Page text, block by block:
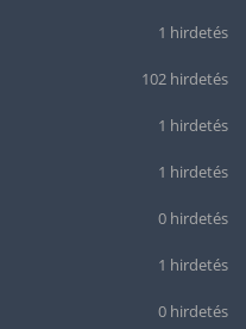
1 hirdetés
102 hirdetés
1 hirdetés
1 hirdetés
0 hirdetés
1 hirdetés
0 hirdetés